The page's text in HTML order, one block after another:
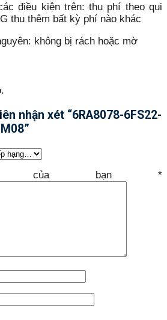
điều kiện trên: thu phí theo qui
thu thêm bất kỳ phí nào khác
không bị rách hoặc mờ
nhận xét “6RA8078-6FS22-
của bạn *